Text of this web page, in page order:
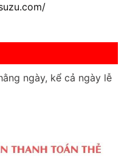
ngày, kể cả ngày lễ